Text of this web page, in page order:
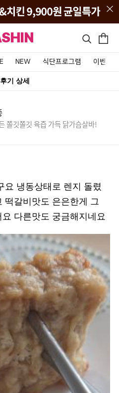
NEW 식단프로그램 이벤트&
기 상세
쫄깃쫄깃 육즙 가득 닭가슴살바!
요 냉동상태로 렌지 돌렸
떡갈비맛도 은은한게 그
다른맛도 궁금해지네요